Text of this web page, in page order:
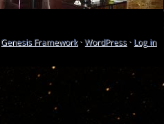
Genesis Framework·WordPress· Log in